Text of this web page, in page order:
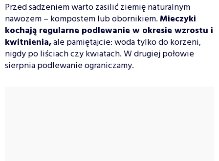
Przed sadzeniem warto zasilić ziemię naturalnym
nawozem – kompostem lub obornikiem.Mieczyki
kochają regularne podlewanie w okresie wzrostu i
kwitnienia,ale pamiętajcie: woda tylko do korzeni,
nigdy po liściach czy kwiatach. W drugiej połowie
sierpnia podlewanie ograniczamy.